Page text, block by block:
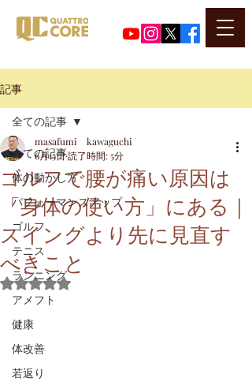
記事
全ての記事
体の動かし方
パフォーマンスアップ
ゴルフ
テニス
ランニング
アメフト
健康
体改善
若返り
全ての記事
ゴルフで腰が痛い原因は
「身体の使い方」にある｜
スイングより先に見直す
べきこと
masafumi kawaguchi
6月15日読了時間: 5分
5つ星のうちNaNと評価されています。